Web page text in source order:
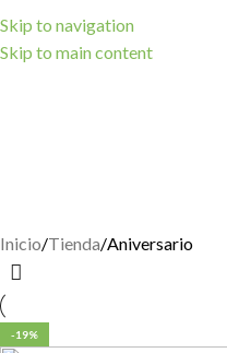
Skip to navigation
Skip to main content
Inicio Tienda Aniversario
-19%